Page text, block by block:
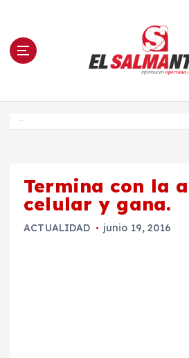
n El Salmantino -
Termina con la
celular y gana.
ACTUALIDAD junio 19, 2016